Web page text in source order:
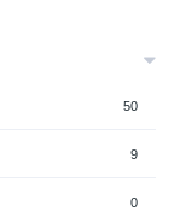
50
9
0